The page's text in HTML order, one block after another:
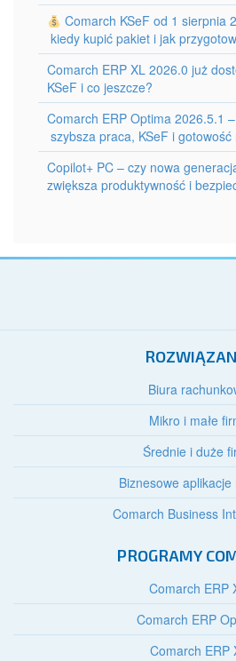
Comarch KSeF od 1 sierpnia
kiedy kupić pakiet i jak
Comarch ERP XL 2026.0 już
KSeF i co jeszcze?
Comarch ERP Optima 2026.5.1 –
szybsza praca, KSeF i
Copilot+ PC – czy nowa
zwiększa produktywność i
Biura
Mikro i małe
Średnie i duże
Biznesowe aplikacje
Comarch Business
PROGRAMY
Comarch ERP
Comarch ERP
Comarch ERP